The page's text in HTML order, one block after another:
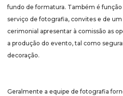
fundo de formatura. Também é
serviço de fotografia, convites e de
cerimonial apresentar à comissão as
a produção do evento, tal como
decoração.
Geralmente a equipe de fotografia